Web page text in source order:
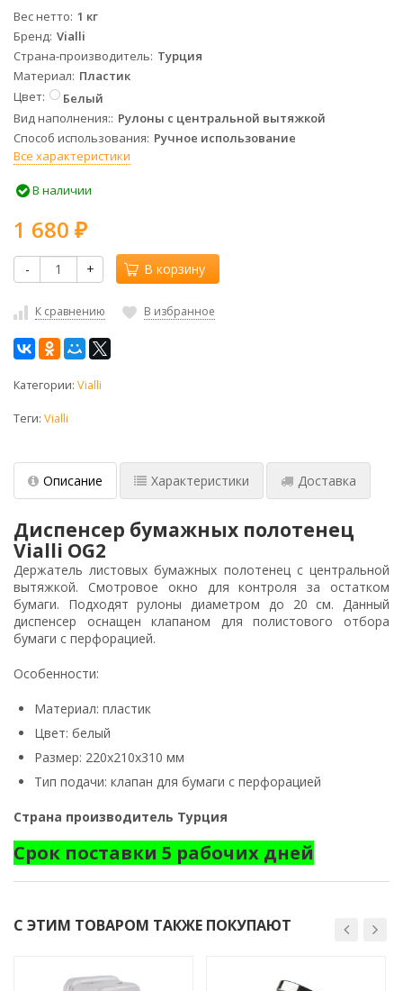
Вес нетто 1 кг
Бренд Vialli
Страна-производитель Турция
Материал Пластик
Цвет
Белый
Вид наполнения: Рулоны с центральной вытяжкой
Способ использования Ручное использование
Все характеристики
В наличии
1 680 ₽
- + В корзину
К сравнению В избранное
Категории: Vialli
Теги: Vialli
Описание Характеристики Доставка
Диспенсер бумажных полотенец
Vialli OG2
Держатель листовых бумажных полотенец с центральной
вытяжкой. Смотровое окно для контроля за остатком
бумаги. Подходят рулоны диаметром до 20 см. Данный
диспенсер оснащен клапаном для полистового отбора
бумаги с перфорацией.
Особенности:
Материал: пластик
Цвет: белый
Размер: 220x210x310 мм
Тип подачи: клапан для бумаги с перфорацией
Страна производитель Турция
Срок поставки 5 рабочих дней
С ЭТИМ ТОВАРОМ ТАКЖЕ ПОКУПАЮТ